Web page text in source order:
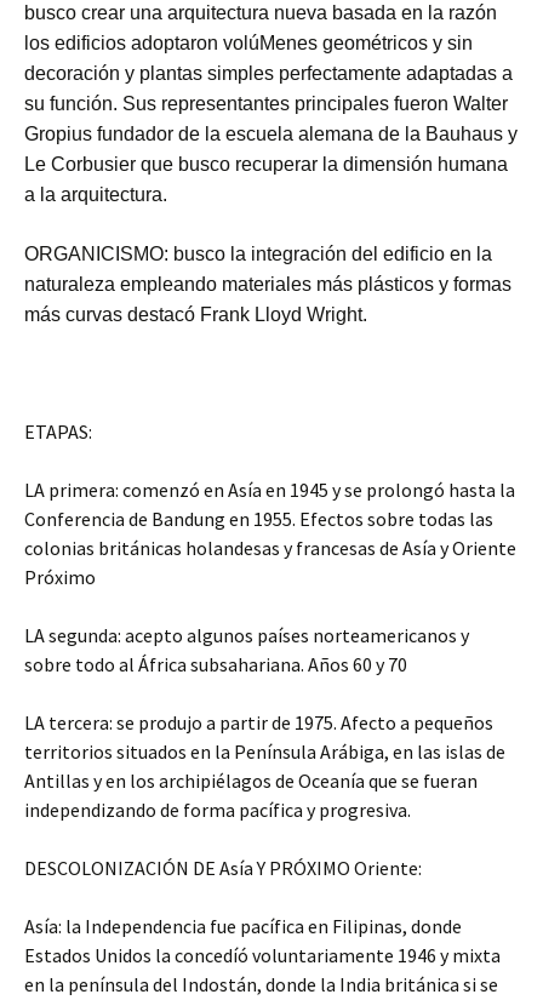
busco crear una arquitectura nueva basada en la razón
los edificios adoptaron volúMenes geométricos y sin
decoración y plantas simples perfectamente adaptadas a
su función. Sus representantes principales fueron Walter
Gropius fundador de la escuela alemana de la Bauhaus y
Le Corbusier que busco recuperar la dimensión humana
a la arquitectura.
ORGANICISMO: busco la integración del edificio en la
naturaleza empleando materiales más plásticos y formas
más curvas destacó Frank Lloyd Wright.
ETAPAS:
LA primera: comenzó en Asía en 1945 y se prolongó hasta la
Conferencia de Bandung en 1955. Efectos sobre todas las
colonias británicas holandesas y francesas de Asía y Oriente
Próximo
LA segunda: acepto algunos países norteamericanos y
sobre todo al África subsahariana. Años 60 y 70
LA tercera: se produjo a partir de 1975. Afecto a pequeños
territorios situados en la Península Arábiga, en las islas de
Antillas y en los archipiélagos de Oceanía que se fueran
independizando de forma pacífica y progresiva.
DESCOLONIZACIÓN DE Asía Y PRÓXIMO Oriente:
Asía: la Independencia fue pacífica en Filipinas, donde
Estados Unidos la concedíó voluntariamente 1946 y mixta
en la península del Indostán, donde la India británica si se